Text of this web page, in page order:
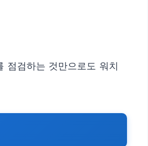
점검하는 것만으로도 워치